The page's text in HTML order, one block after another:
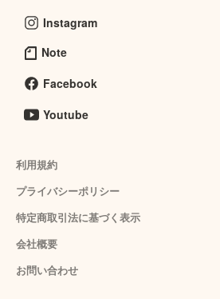
Instagram
Note
Facebook
Youtube
利用規約
プライバシーポリシー
特定商取引法に基づく表示
会社概要
お問い合わせ